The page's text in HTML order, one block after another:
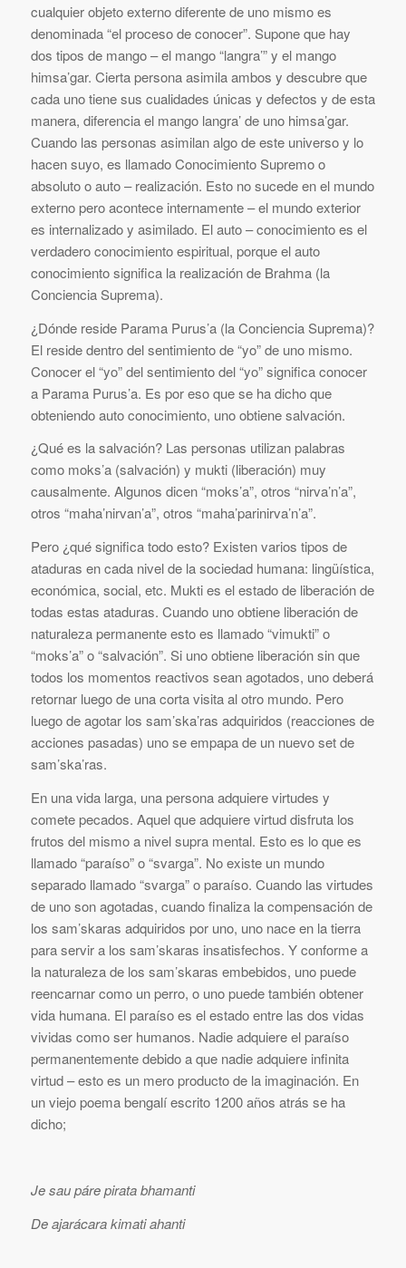
cualquier objeto externo diferente de uno mismo es
denominada “el proceso de conocer”. Supone que hay
dos tipos de mango – el mango “langra’” y el mango
himsa’gar. Cierta persona asimila ambos y descubre que
cada uno tiene sus cualidades únicas y defectos y de esta
manera, diferencia el mango langra’ de uno himsa’gar.
Cuando las personas asimilan algo de este universo y lo
hacen suyo, es llamado Conocimiento Supremo o
absoluto o auto – realización. Esto no sucede en el mundo
externo pero acontece internamente – el mundo exterior
es internalizado y asimilado. El auto – conocimiento es el
verdadero conocimiento espiritual, porque el auto
conocimiento significa la realización de Brahma (la
Conciencia Suprema).
¿Dónde reside Parama Purus’a (la Conciencia Suprema)?
El reside dentro del sentimiento de “yo” de uno mismo.
Conocer el “yo” del sentimiento del “yo” significa conocer
a Parama Purus’a. Es por eso que se ha dicho que
obteniendo auto conocimiento, uno obtiene salvación.
¿Qué es la salvación? Las personas utilizan palabras
como moks’a (salvación) y mukti (liberación) muy
causalmente. Algunos dicen “moks’a”, otros “nirva’n’a”,
otros “maha’nirvan’a”, otros “maha’parinirva’n’a”.
Pero ¿qué significa todo esto? Existen varios tipos de
ataduras en cada nivel de la sociedad humana: lingüística,
económica, social, etc. Mukti es el estado de liberación de
todas estas ataduras. Cuando uno obtiene liberación de
naturaleza permanente esto es llamado “vimukti” o
“moks’a” o “salvación”. Si uno obtiene liberación sin que
todos los momentos reactivos sean agotados, uno deberá
retornar luego de una corta visita al otro mundo. Pero
luego de agotar los sam’ska’ras adquiridos (reacciones de
acciones pasadas) uno se empapa de un nuevo set de
sam’ska’ras.
En una vida larga, una persona adquiere virtudes y
comete pecados. Aquel que adquiere virtud disfruta los
frutos del mismo a nivel supra mental. Esto es lo que es
llamado “paraíso” o “svarga”. No existe un mundo
separado llamado “svarga” o paraíso. Cuando las virtudes
de uno son agotadas, cuando finaliza la compensación de
los sam’skaras adquiridos por uno, uno nace en la tierra
para servir a los sam’skaras insatisfechos. Y conforme a
la naturaleza de los sam’skaras embebidos, uno puede
reencarnar como un perro, o uno puede también obtener
vida humana. El paraíso es el estado entre las dos vidas
vividas como ser humanos. Nadie adquiere el paraíso
permanentemente debido a que nadie adquiere infinita
virtud – esto es un mero producto de la imaginación. En
un viejo poema bengalí escrito 1200 años atrás se ha
dicho;
Je sau páre pirata bhamanti
De ajarácara kimati ahanti